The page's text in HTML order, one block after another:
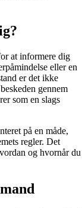
at informere dig
eller en
er det ikke
gennem
som en slags
på en måde,
regler. Det
og hvornår du